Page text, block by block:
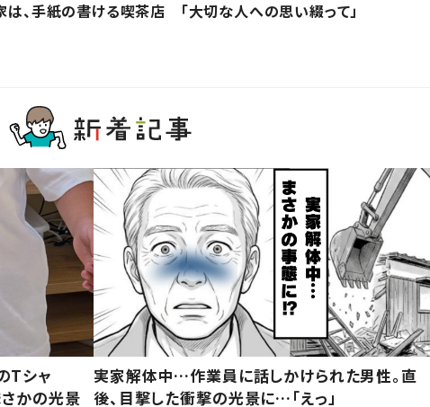
、手紙の書ける喫茶店 「大切な人への思い綴って」
Tシャ
かの光景
実家解体中…作業員に話しかけられた男性。直
後、目撃した衝撃の光景に…「えっ」